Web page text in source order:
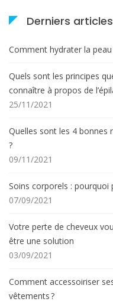
Derniers articles
Comment hydrater la
Quels sont les principes
connaître à propos de
25/11/2021
Quelles sont les 4 bonnes
?
09/11/2021
Soins corporels : pourquoi
07/09/2021
Votre perte de cheveux
être une solution
03/09/2021
Comment accessoiriser
vêtements ?